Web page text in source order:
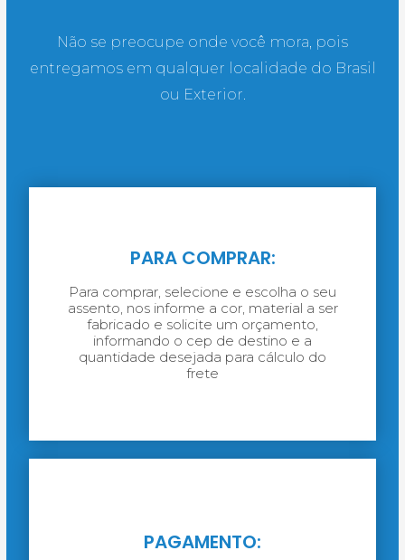
Não se preocupe onde você mora, pois
entregamos em qualquer localidade do Brasil
ou Exterior.
PARA COMPRAR:
Para comprar, selecione e escolha o seu
assento, nos informe a cor, material a ser
fabricado e solicite um orçamento,
informando o cep de destino e a
quantidade desejada para cálculo do
frete
PAGAMENTO: